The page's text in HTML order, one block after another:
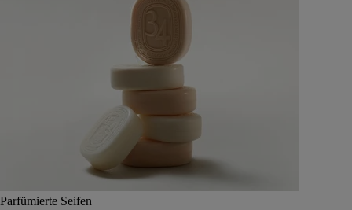
Parfümierte Seifen